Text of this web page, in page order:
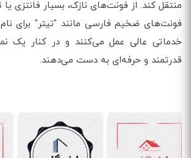
منتقل کند. از فونت‌های نازک، بسیار فانتزی یا
فونت‌های ضخیم فارسی مانند "تیتر" برای
خدماتی عالی عمل می‌کنند و در کنار یک
قدرتمند و حرفه‌ای به دست می‌دهند.